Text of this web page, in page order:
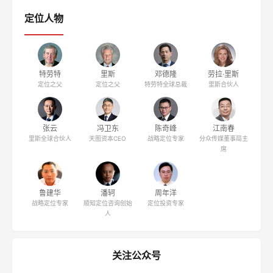
定位人物
特劳特
定位之父
里斯
定位之父
邓德隆
特劳特全球总裁
劳拉·里斯
里斯合伙人
张云
里斯全球合伙人
冯卫东
天图资本CEO
陈奇峰
战略定位专家
江南春
分众传媒董事局主
席
鲁建华
战略定位专家
潘轲
顺知定位咨询创始
人
周年洋
定位投资专家
关注公众号